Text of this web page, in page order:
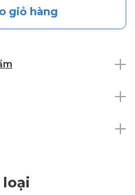
giỏ hàng